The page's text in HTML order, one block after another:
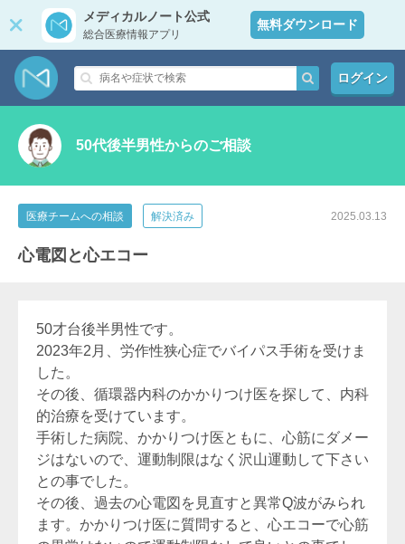
メディカルノート公式
総合医療情報アプリ
無料ダウンロード
ログイン
50代後半男性からのご相談
医療チームへの相談 解決済み 2025.03.13
心電図と心エコー
50才台後半男性です。
2023年2月、労作性狭心症でバイパス手術を受けま
した。
その後、循環器内科のかかりつけ医を探して、内科
的治療を受けています。
手術した病院、かかりつけ医ともに、心筋にダメー
ジはないので、運動制限はなく沢山運動して下さい
との事でした。
その後、過去の心電図を見直すと異常Q波がみられ
ます。かかりつけ医に質問すると、心エコーで心筋